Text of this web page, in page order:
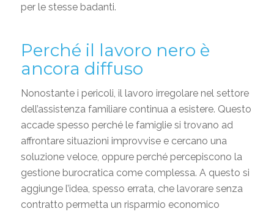
per le stesse badanti.
Perché il lavoro nero è
ancora diffuso
Nonostante i pericoli, il lavoro irregolare nel settore
dell’assistenza familiare continua a esistere. Questo
accade spesso perché le famiglie si trovano ad
affrontare situazioni improvvise e cercano una
soluzione veloce, oppure perché percepiscono la
gestione burocratica come complessa. A questo si
aggiunge l’idea, spesso errata, che lavorare senza
contratto permetta un risparmio economico